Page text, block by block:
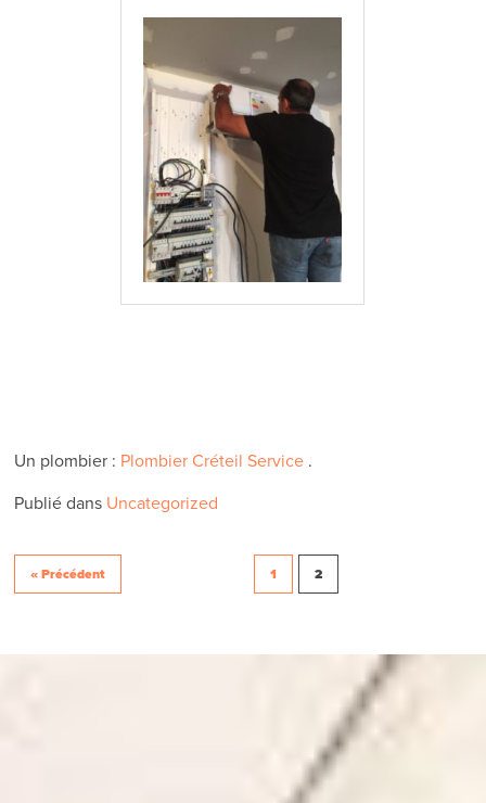
Un plombier : Plombier Créteil Service .
Publié dans Uncategorized
« Précédent 1 2